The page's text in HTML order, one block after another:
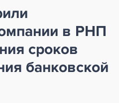
в РНП
сроков
банковской